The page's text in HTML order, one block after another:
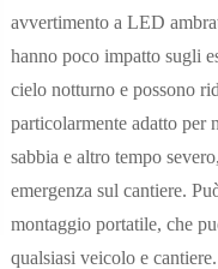
avvertimento a LED
hanno poco impatto sugli
cielo notturno e possono
particolarmente adatto per
sabbia e altro tempo
emergenza sul cantiere.
montaggio portatile, che
qualsiasi veicolo e